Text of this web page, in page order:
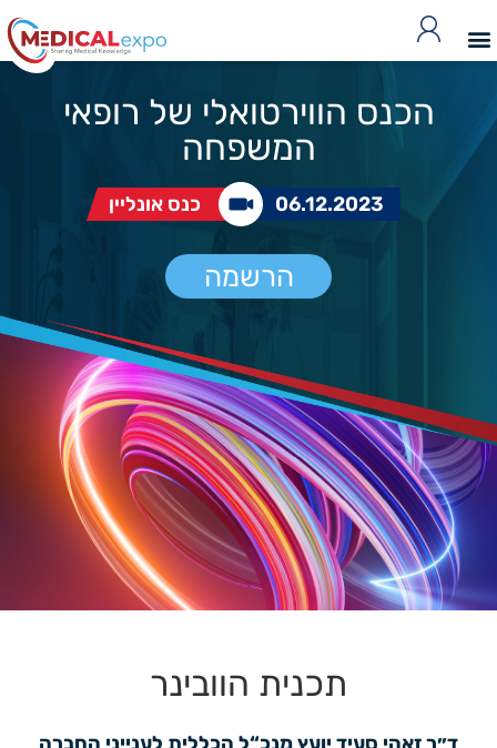
הכנס הווירטואלי של רופאי
המשפחה
06.12.2023 כנס אונליין
הרשמה
תכנית הוובינר